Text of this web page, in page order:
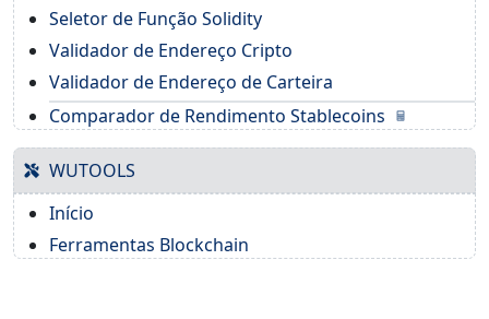
Seletor de Função Solidity
Validador de Endereço Cripto
Validador de Endereço de Carteira
Comparador de Rendimento Stablecoins
WUTOOLS
Início
Ferramentas Blockchain